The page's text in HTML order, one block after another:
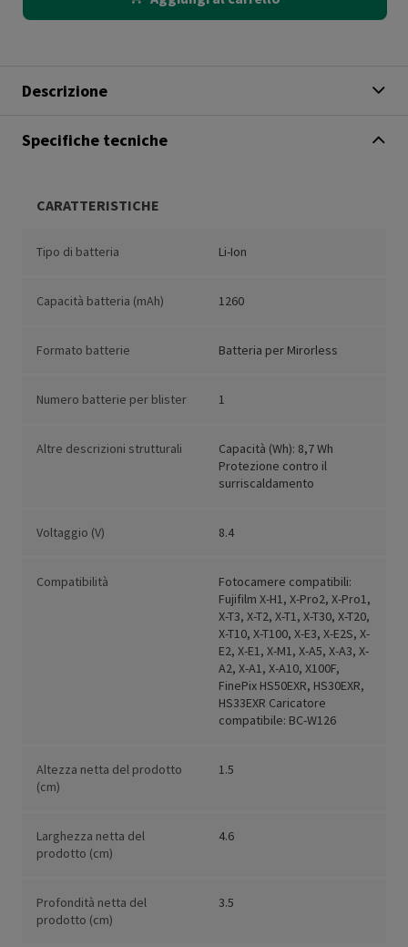
Descrizione
Specifiche tecniche
CARATTERISTICHE
Tipo di batteria Li-Ion
Capacità batteria (mAh) 1260
Formato batterie Batteria per Mirorless
Numero batterie per blister 1
Altre descrizioni strutturali
Capacità (Wh): 8,7 Wh
Protezione contro il
surriscaldamento
Voltaggio (V) 8.4
Compatibilità
Fotocamere compatibili:
Fujifilm X-H1, X-Pro2, X-Pro1,
X-T3, X-T2, X-T1, X-T30, X-T20,
X-T10, X-T100, X-E3, X-E2S, X-
E2, X-E1, X-M1, X-A5, X-A3, X-
A2, X-A1, X-A10, X100F,
FinePix HS50EXR, HS30EXR,
HS33EXR Caricatore
compatibile: BC-W126
Altezza netta del prodotto
(cm)
1.5
Larghezza netta del
prodotto (cm)
4.6
Profondità netta del
prodotto (cm)
3.5